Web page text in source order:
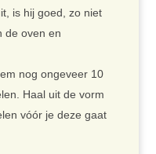
is hij goed, zo niet
de oven en
nog ongeveer 10
Haal uit de vorm
vóór je deze gaat